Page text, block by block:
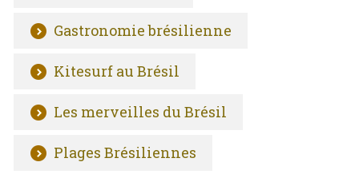
Gastronomie brésilienne
Kitesurf au Brésil
Les merveilles du Brésil
Plages Brésiliennes